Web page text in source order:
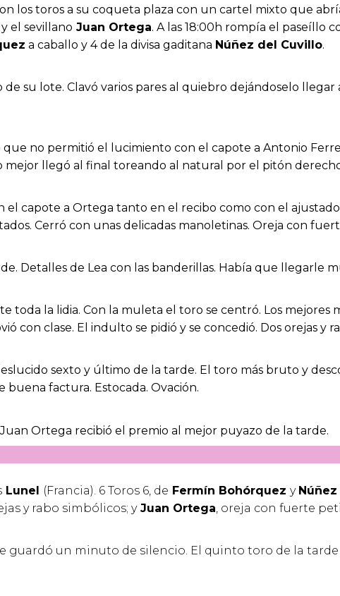
los toros a su coqueta plaza con un cartel mixto que
y el sevillano Juan Ortega. A las 18:00h rompía el paseíllo
a caballo y 4 de la divisa gaditana Núñez del Cuvillo.
de su lote. Clavó varios pares al quiebro dejándoselo
no permitió el lucimiento con el capote a Antonio
mejor llegó al final toreando al natural por el pitón
el capote a Ortega tanto en el recibo como con el
Cerró con unas delicadas manoletinas. Oreja con
Detalles de Lea con las banderillas. Había que llegarle
toda la lidia. Con la muleta el toro se centró. Los
con clase. El indulto se pidió y se concedió. Dos orejas y
sexto y último de la tarde. El toro más bruto y
buena factura. Estocada. Ovación.
Ortega recibió el premio al mejor puyazo de la tarde.
Lunel (Francia). 6 Toros 6, de Fermín Bohórquez y
y rabo simbólicos; yJuan Ortega , oreja con fuerte
guardó un minuto de silencio. El quinto toro de la